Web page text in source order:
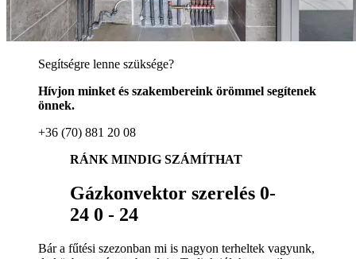
Segítségre lenne szüksége?
Hívjon minket és szakembereink örömmel segítenek
önnek.
+36 (70) 881 20 08
RÁNK MINDIG SZÁMÍTHAT
Gázkonvektor szerelés 0-
24 0 - 24
Bár a fűtési szezonban mi is nagyon terheltek vagyunk,